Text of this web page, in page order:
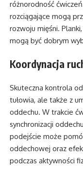
różnorodność
rozciągające mogą
rozwoju mięśni.
mogą być dobrym
Koordynacja
Skuteczna kontrola
tułowia, ale także z
oddechu. W trakcie
synchronizacji
podejście może
oddechowej oraz
podczas aktywności